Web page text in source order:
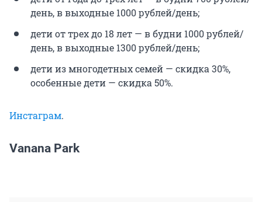
день, в выходные 1000 рублей/день;
дети от трех до 18 лет — в будни 1000 рублей/
день, в выходные 1300 рублей/день;
дети из многодетных семей — скидка 30%,
особенные дети — скидка 50%.
Инстаграм.
Vanana Park